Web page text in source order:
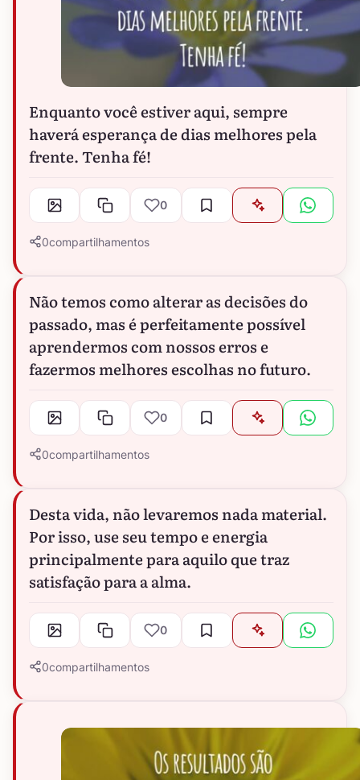
Enquanto você estiver aqui, sempre
haverá esperança de dias melhores pela
frente. Tenha fé!
0
0compartilhamentos
Não temos como alterar as decisões do
passado, mas é perfeitamente possível
aprendermos com nossos erros e
fazermos melhores escolhas no futuro.
0
0compartilhamentos
Desta vida, não levaremos nada material.
Por isso, use seu tempo e energia
principalmente para aquilo que traz
satisfação para a alma.
0
0compartilhamentos